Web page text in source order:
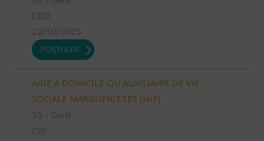
CDD
22/10/2025
POSTULER
AIDE A DOMICILE OU AUXILIAIRE DE VIE
SOCIALE MARGUERITTES (H/F)
30 - Gard
CDI